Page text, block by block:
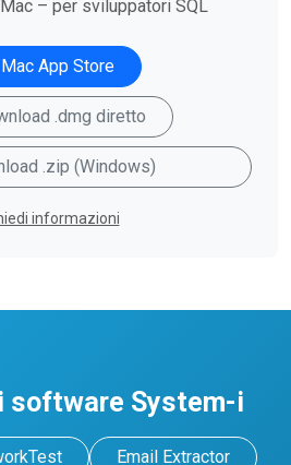
– per sviluppatori SQL
Mac App Store
.dmg diretto
.zip (Windows)
informazioni
software System-i
Email Extractor